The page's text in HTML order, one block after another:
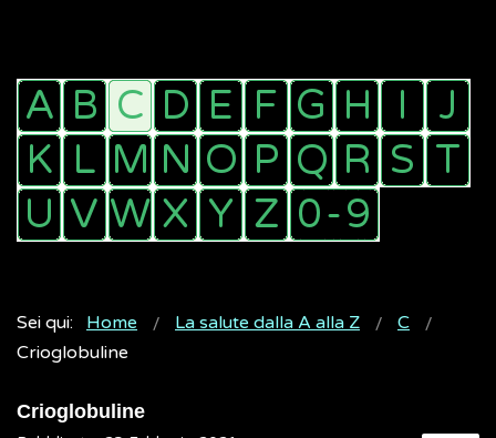
Sei qui: Home La salute dalla A alla Z
C
Crioglobuline
Crioglobuline